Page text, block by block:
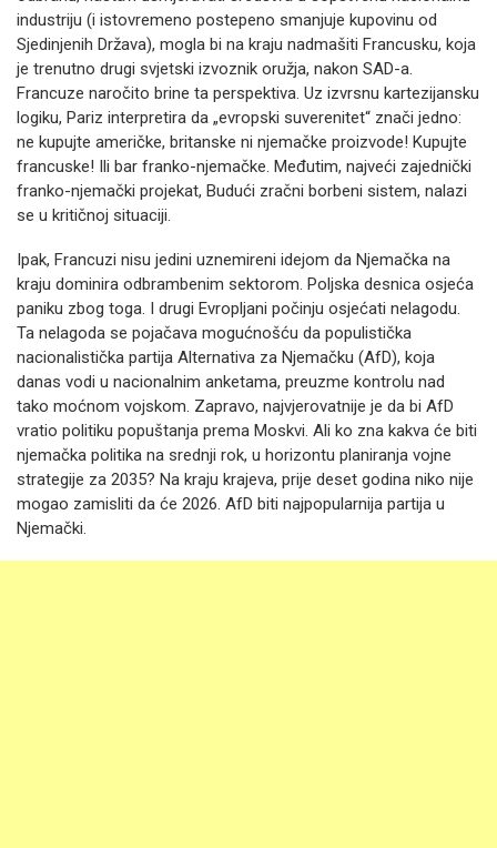
industriju (i istovremeno postepeno smanjuje kupovinu od
Sjedinjenih Država), mogla bi na kraju nadmašiti Francusku, koja
je trenutno drugi svjetski izvoznik oružja, nakon SAD-a.
Francuze naročito brine ta perspektiva. Uz izvrsnu kartezijansku
logiku, Pariz interpretira da „evropski suverenitet“ znači jedno:
ne kupujte američke, britanske ni njemačke proizvode! Kupujte
francuske! Ili bar franko-njemačke. Međutim, najveći zajednički
franko-njemački projekat, Budući zračni borbeni sistem, nalazi
se u kritičnoj situaciji.
Ipak, Francuzi nisu jedini uznemireni idejom da Njemačka na
kraju dominira odbrambenim sektorom. Poljska desnica osjeća
paniku zbog toga. I drugi Evropljani počinju osjećati nelagodu.
Ta nelagoda se pojačava mogućnošću da populistička
nacionalistička partija Alternativa za Njemačku (AfD), koja
danas vodi u nacionalnim anketama, preuzme kontrolu nad
tako moćnom vojskom. Zapravo, najvjerovatnije je da bi AfD
vratio politiku popuštanja prema Moskvi. Ali ko zna kakva će biti
njemačka politika na srednji rok, u horizontu planiranja vojne
strategije za 2035? Na kraju krajeva, prije deset godina niko nije
mogao zamisliti da će 2026. AfD biti najpopularnija partija u
Njemački.